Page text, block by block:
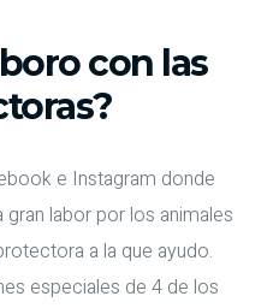
con las
e Instagram donde
labor por los animales
a la que ayudo.
especiales de 4 de los